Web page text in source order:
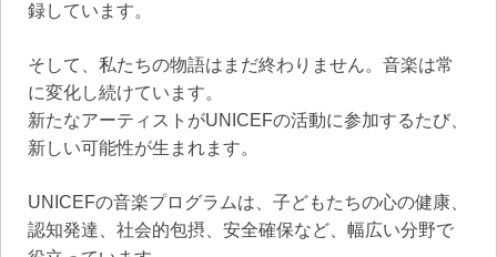
録しています。
そして、私たちの物語はまだ終わりません。音楽は常
に変化し続けています。
新たなアーティストがUNICEFの活動に参加するたび、
新しい可能性が生まれます。
UNICEFの音楽プログラムは、子どもたちの心の健康、
認知発達、社会的包摂、安全確保など、幅広い分野で